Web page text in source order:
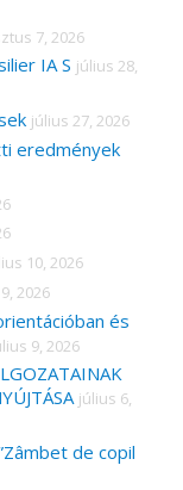
7, 2026
IA S július 28,
július 27, 2026
eredmények
10, 2026
2026
és
9, 2026
július 6,
de copil